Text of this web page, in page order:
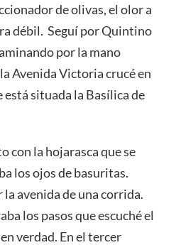
de olivas, el olor a
débil. Seguí por Quintino
por la mano
Avenida Victoria crucé en
situada la Basílica de
con la hojarasca que se
los ojos de basuritas.
avenida de una corrida.
los pasos que escuché el
verdad. En el tercer